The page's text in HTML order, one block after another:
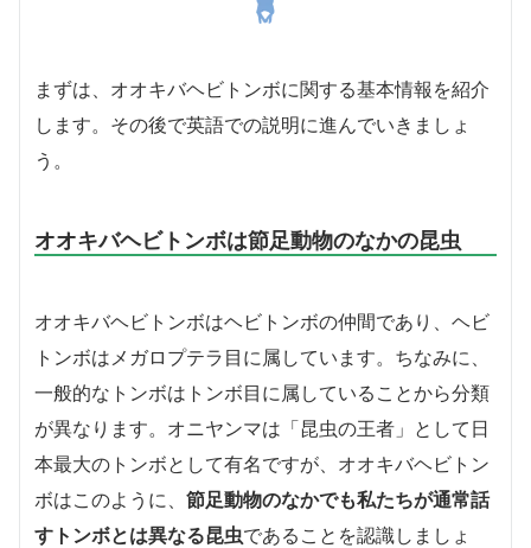
まずは、オオキバヘビトンボに関する基本情報を紹介
します。その後で英語での説明に進んでいきましょ
う。
オオキバヘビトンボは節足動物のなかの昆虫
オオキバヘビトンボはヘビトンボの仲間であり、ヘビ
トンボはメガロプテラ目に属しています。ちなみに、
一般的なトンボはトンボ目に属していることから分類
が異なります。オニヤンマは「昆虫の王者」として日
本最大のトンボとして有名ですが、オオキバヘビトン
ボはこのように、 節足動物のなかでも私たちが通常話
すトンボとは異なる昆虫であることを認識しましょ